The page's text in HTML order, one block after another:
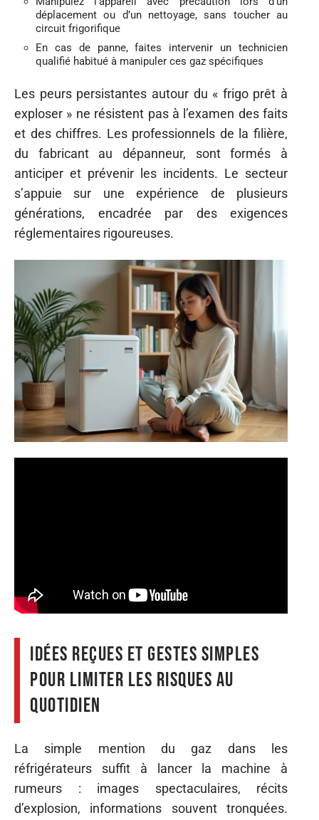
déplacement ou d’un nettoyage, sans toucher au
circuit frigorifique
En cas de panne, faites intervenir un technicien
qualifié habitué à manipuler ces gaz spécifiques
Les peurs persistantes autour du « frigo prêt à
exploser » ne résistent pas à l’examen des faits
et des chiffres. Les professionnels de la filière,
du fabricant au dépanneur, sont formés à
anticiper et prévenir les incidents. Le secteur
s’appuie sur une expérience de plusieurs
générations, encadrée par des exigences
réglementaires rigoureuses.
Idées reçues et gestes simples
pour limiter les risques au
quotidien
La simple mention du gaz dans les
réfrigérateurs suffit à lancer la machine à
rumeurs : images spectaculaires, récits
d’explosion, informations souvent tronquées.